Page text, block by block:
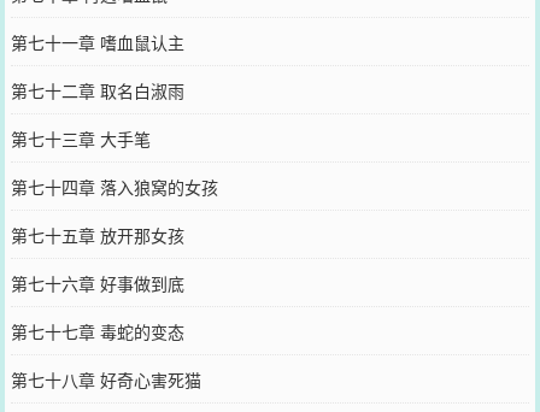
第七十一章 嗜血鼠认主
第七十二章 取名白淑雨
第七十三章 大手笔
第七十四章 落入狼窝的女孩
第七十五章 放开那女孩
第七十六章 好事做到底
第七十七章 毒蛇的变态
第七十八章 好奇心害死猫